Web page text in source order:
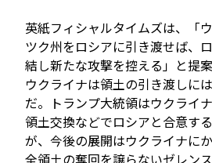
英紙フィシャルタイムズは、「
ツク州をロシアに引き渡せば、
結し新たな攻撃を控える」と提
ウクライナは領土の引き渡しに
だ。トランプ大統領はウクライ
領土交換などでロシアと合意す
が、今後の展開はウクライナに
全領土の奪回を譲らないゼレン